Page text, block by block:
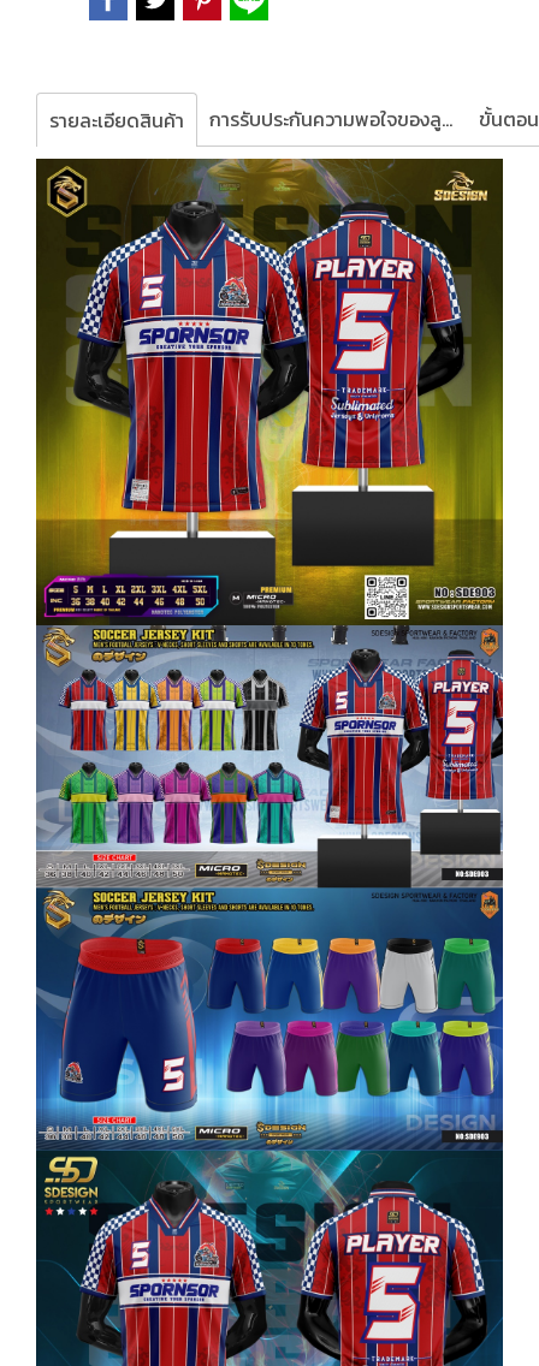
รายละเอียดสินค้า การรับประกันความพอใจของลูกค้า